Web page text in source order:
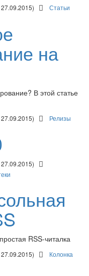
Статьи
на
В этой статье
Релизы
RSS-читалка
Колонка